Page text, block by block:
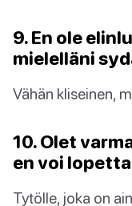
9. En ole
mielelläni
Vähän kliseinen,
10. Olet
en voi
Tytölle, joka on